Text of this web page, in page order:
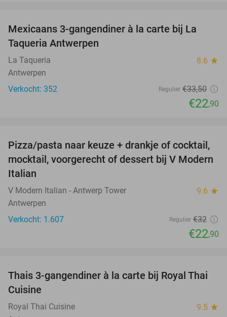
32%
Mexicaans 3-gangendiner à la carte bij La
Taqueria Antwerpen
La Taqueria 8.6 star
Antwerpen
Verkocht: 352
Regulier €33,50
€22,90
28%
Pizza/pasta naar keuze + drankje of cocktail,
mocktail, voorgerecht of dessert bij V Modern
Italian
V Modern Italian - Antwerp Tower 9.6 star
Antwerpen
Verkocht: 1.607
Regulier €32
€22,90
32%
Thais 3-gangendiner à la carte bij Royal Thai
Cuisine
Royal Thai Cuisine 9.5 star